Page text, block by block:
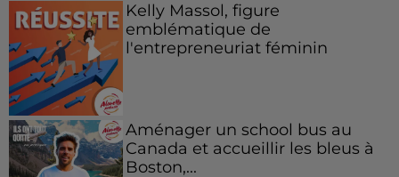
Kelly Massol, figure
emblématique de
l'entrepreneuriat féminin
Aménager un school bus au
Canada et accueillir les bleus à
Boston,...